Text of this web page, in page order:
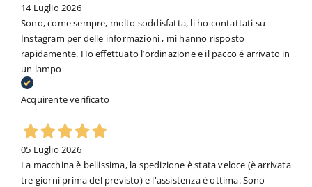
14 Luglio 2026
Sono, come sempre, molto soddisfatta, li ho contattati su
Instagram per delle informazioni , mi hanno risposto
rapidamente. Ho effettuato l’ordinazione e il pacco é arrivato in
un lampo
Acquirente verificato
05 Luglio 2026
La macchina è bellissima, la spedizione è stata veloce (è arrivata
tre giorni prima del previsto) e l'assistenza è ottima. Sono